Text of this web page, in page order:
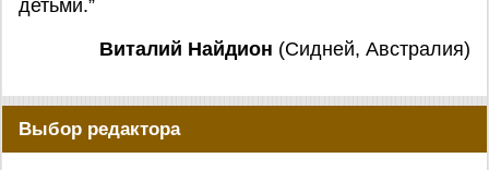
детьми.”
Виталий Найдион (Сидней, Австралия)
Выбор редактора